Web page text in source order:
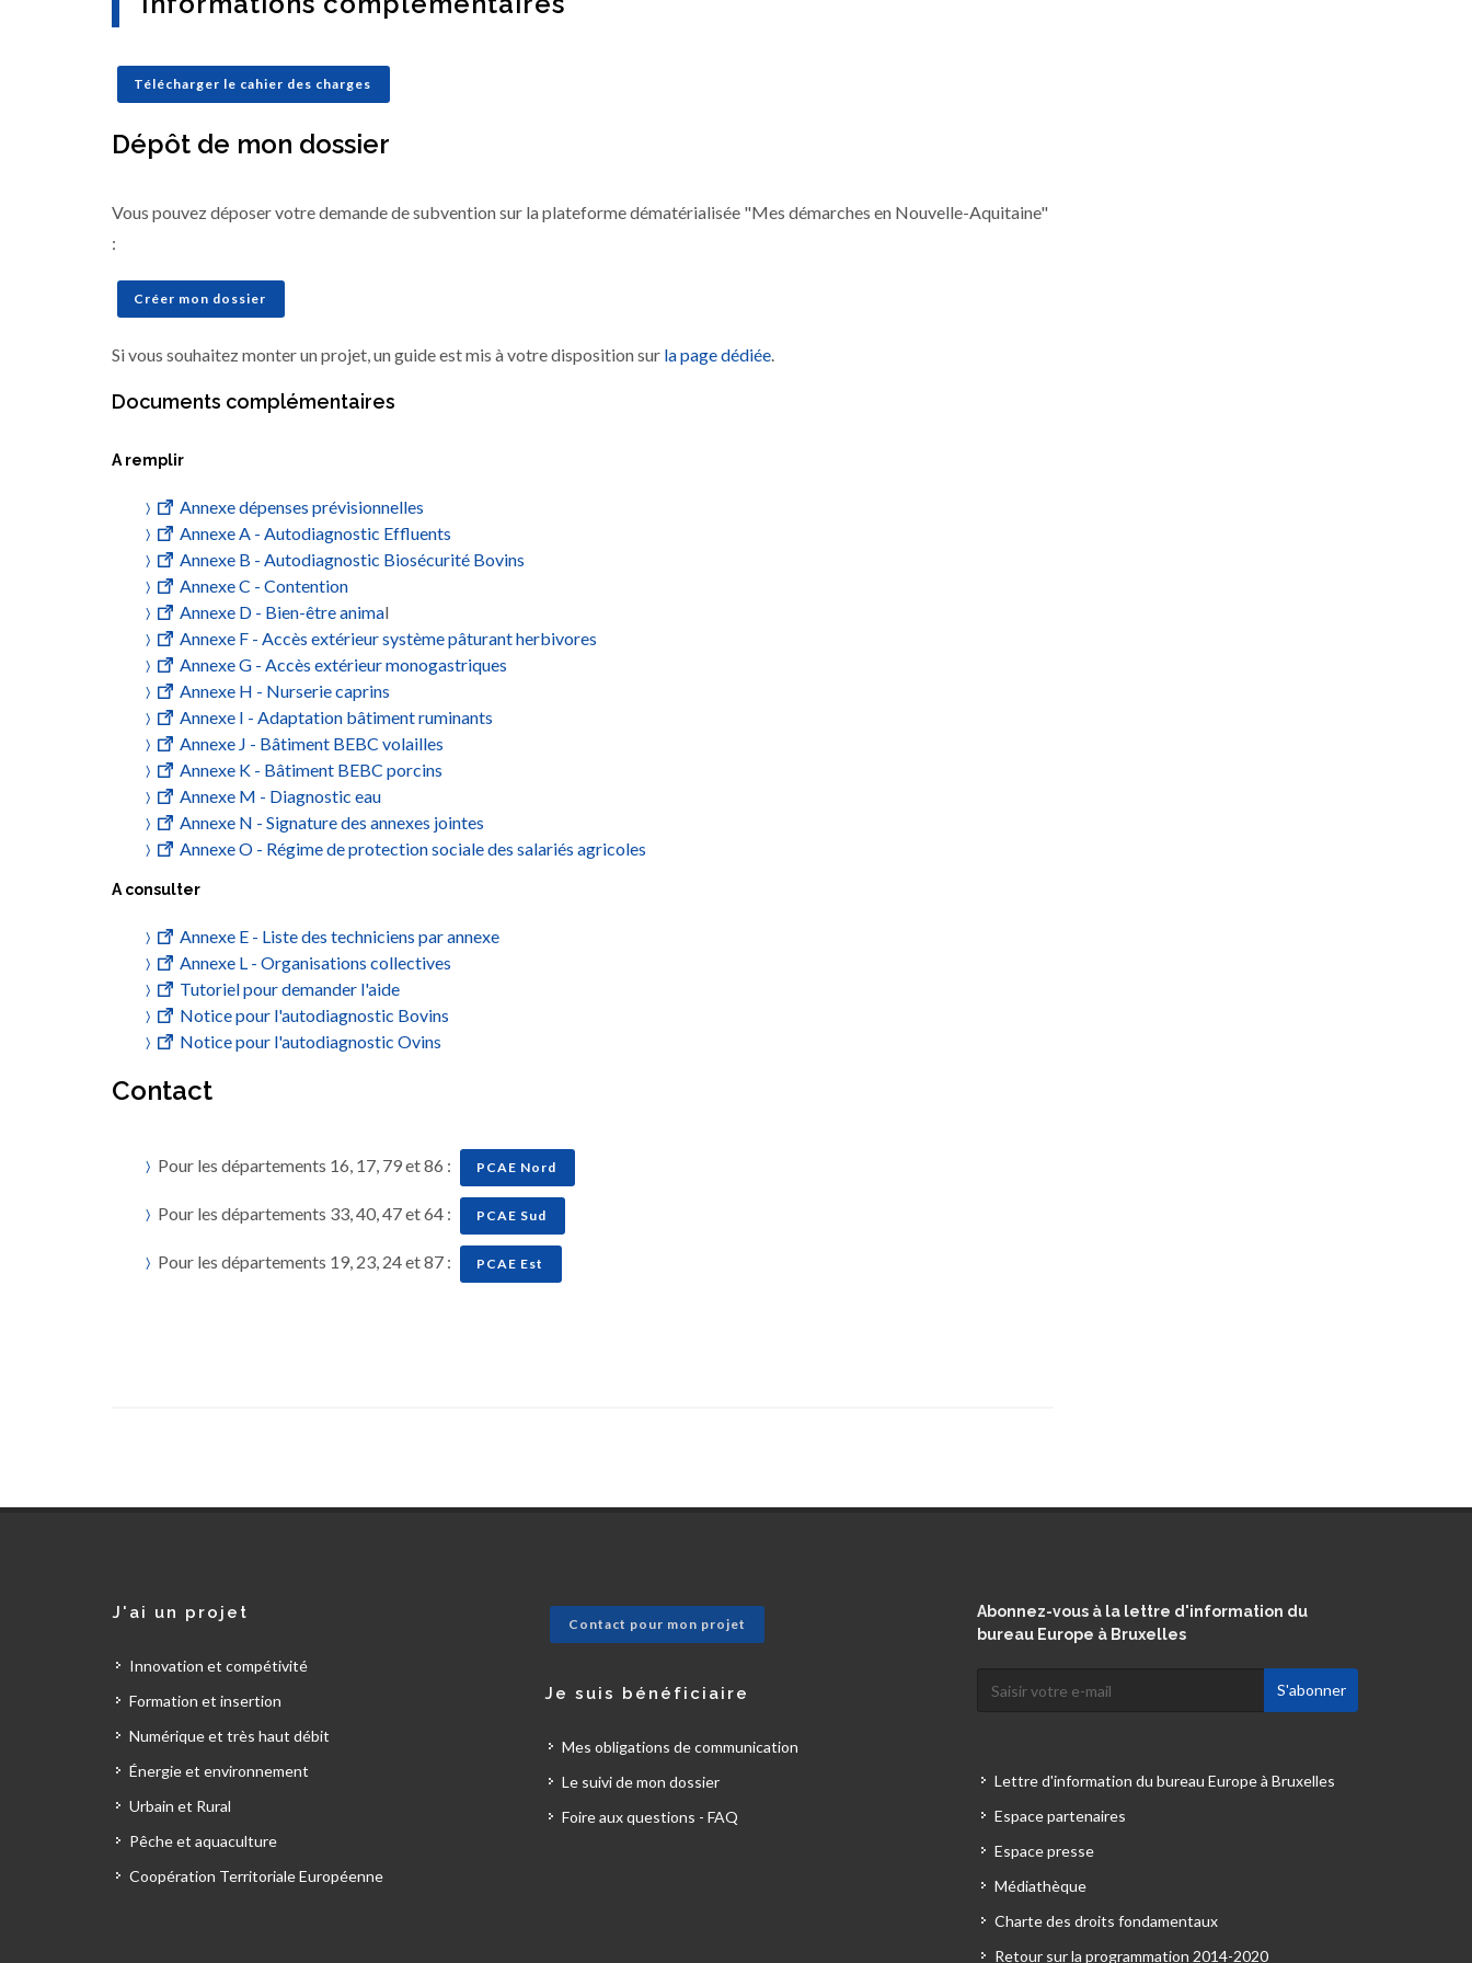
Télécharger le cahier des charges
Dépôt de mon dossier
Vous pouvez déposer votre demande de subvention sur la plateforme dématérialisée "Mes démarches en Nouvelle-Aquitaine"
:
Créer mon dossier
Si vous souhaitez monter un projet, un guide est mis à votre disposition sur la page dédiée.
Documents complémentaires
A remplir
Annexe dépenses prévisionnelles
Annexe A - Autodiagnostic Effluents
Annexe B - Autodiagnostic Biosécurité Bovins
Annexe C - Contention
Annexe D - Bien-être animal
Annexe F - Accès extérieur système pâturant herbivores
Annexe G - Accès extérieur monogastriques
Annexe H - Nurserie caprins
Annexe I - Adaptation bâtiment ruminants
Annexe J - Bâtiment BEBC volailles
Annexe K - Bâtiment BEBC porcins
Annexe M - Diagnostic eau
Annexe N - Signature des annexes jointes
Annexe O - Régime de protection sociale des salariés agricoles
A consulter
Annexe E - Liste des techniciens par annexe
Annexe L - Organisations collectives
Tutoriel pour demander l'aide
Notice pour l'autodiagnostic Bovins
Notice pour l'autodiagnostic Ovins
Contact
Pour les départements 16, 17, 79 et 86 : PCAE Nord
Pour les départements 33, 40, 47 et 64 : PCAE Sud
Pour les départements 19, 23, 24 et 87 : PCAE Est
J'ai un projet
Innovation et compétivité
Formation et insertion
Numérique et très haut débit
Énergie et environnement
Urbain et Rural
Pêche et aquaculture
Coopération Territoriale Européenne
Contact pour mon projet
Je suis bénéficiaire
Mes obligations de communication
Le suivi de mon dossier
Foire aux questions - FAQ
Abonnez-vous à la lettre d'information du
bureau Europe à Bruxelles
Lettre d'information du bureau Europe à Bruxelles
Espace partenaires
Espace presse
Médiathèque
Charte des droits fondamentaux
Retour sur la programmation 2014-2020